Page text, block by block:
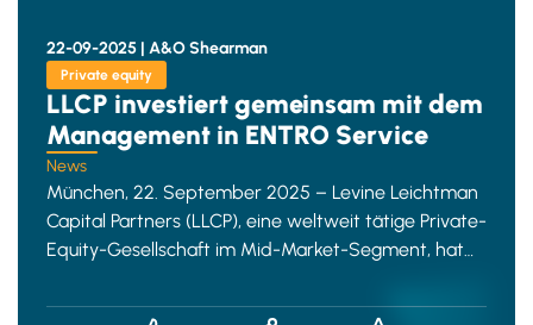
22-09-2025 | A&O Shearman
Private equity
LLCP investiert gemeinsam mit dem
Management in ENTRO Service
News
München, 22. September 2025 – Levine Leichtman
Capital Partners (LLCP), eine weltweit tätige Private-
Equity-Gesellschaft im Mid-Market-Segment, hat